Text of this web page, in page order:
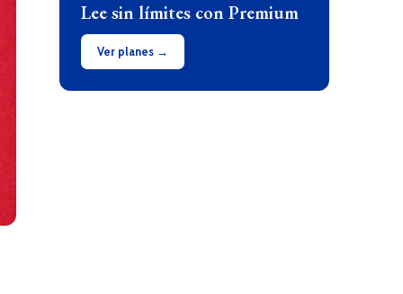
Lee sin límites con Premium
Ver planes →